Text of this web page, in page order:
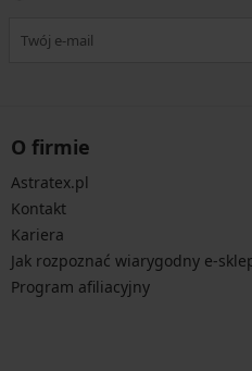
O firmie
Astratex.pl
Kontakt
Kariera
Jak rozpoznać wiarygodny e-
Program afiliacyjny